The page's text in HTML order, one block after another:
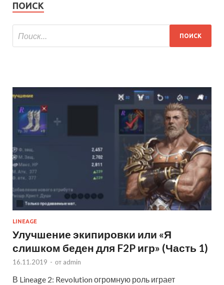
ПОИСК
LINEAGE
Улучшение экипировки или «Я
слишком беден для F2P игр» (Часть 1)
16.11.2019 - от admin
В Lineage 2: Revolution огромную роль играет